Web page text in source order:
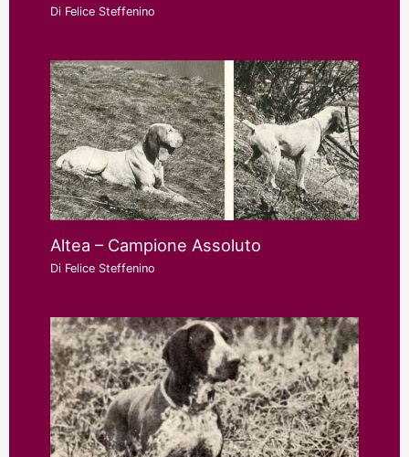
Di Felice Steffenino
Altea – Campione Assoluto
Di Felice Steffenino